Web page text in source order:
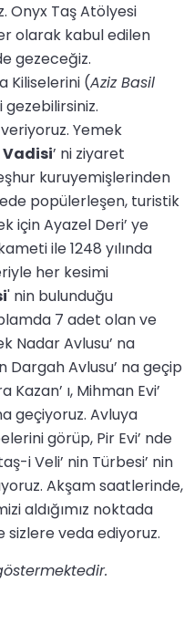
Onyx Taş Atölyesi
olarak kabul edilen
gezeceğiz.
Kiliselerini (Aziz Basil
Yemek
’ ni ziyaret
kuruyemişlerinden
popülerleşen, turistik
için Ayazel Deri’ ye
ile 1248 yılında
her kesimi
' nin bulunduğu
7 adet olan ve
Nadar Avlusu’ na
Dargah Avlusu’ na geçip
Kazan’ ı, Mihman Evi’
geçiyoruz. Avluya
görüp, Pir Evi’ nde
i Veli’ nin Türbesi’ nin
Akşam saatlerinde,
aldığımız noktada
sizlere veda ediyoruz.